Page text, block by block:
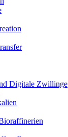
Digitale Zwillinge